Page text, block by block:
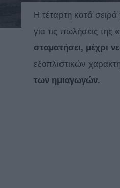
Η τέταρτη κατά
για τις πωλήσεις της
σταματήσει, μέχρι
εξοπλιστικών
των ημιαγωγών.